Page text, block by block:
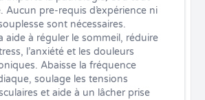
Aucun pre-requis d’expérience ni
sont nécessaires.
aide à réguler le sommeil, réduire
l’anxiété et les douleurs
Abaisse la fréquence
soulage les tensions
et aide à un lâcher prise